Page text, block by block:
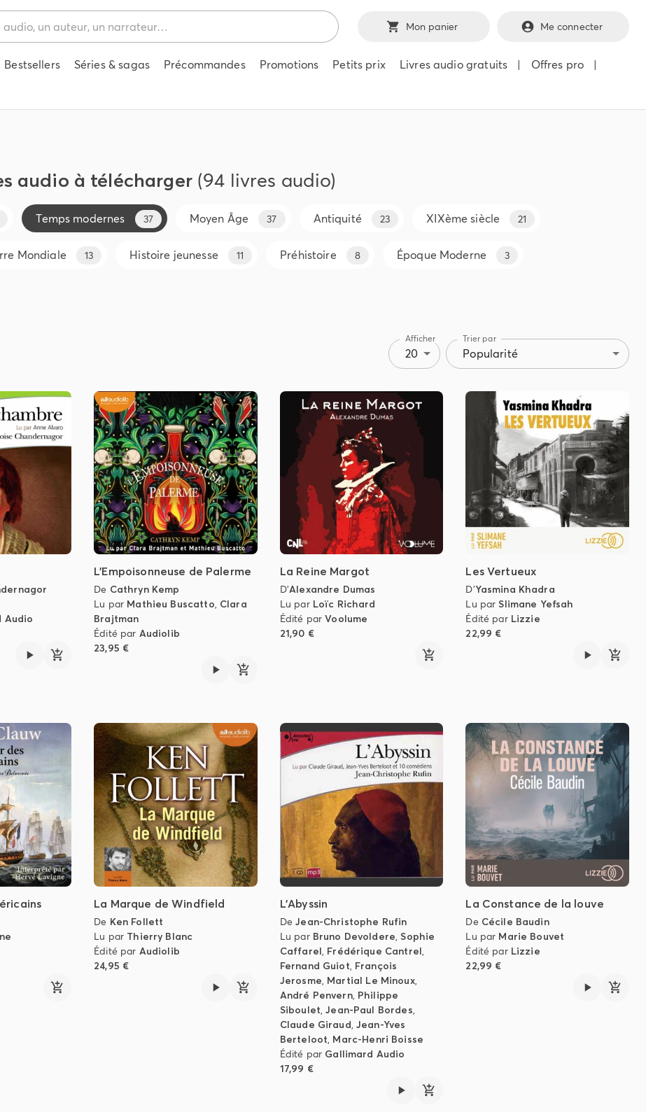
Mon panier Me connecter
Bestsellers Séries & sagas Précommandes Promotions Petits prix Livres audio gratuits | Offres pro
|
audio à télécharger (94 livres audio)
Temps modernes 37 Moyen Âge 37 Antiquité 23 XIXème siècle 21
Mondiale 13 Histoire jeunesse 11 Préhistoire 8 Époque Moderne 3
Afficher
20
Trier par
Popularité
Audio
L'Empoisonneuse de Palerme
De Cathryn Kemp
Lu par Mathieu Buscatto, Clara
Brajtman
Édité par Audiolib
23,95 €
La Reine Margot
D'Alexandre Dumas
Lu par Loïc Richard
Édité parVoolume
21,90 €
Les Vertueux
D'Yasmina Khadra
Lu par Slimane Yefsah
Édité par Lizzie
22,99 €
La Marque de Windfield
De Ken Follett
Lu par Thierry Blanc
Édité par Audiolib
24,95 €
L'Abyssin
DeJean-Christophe Rufin
Lu par Bruno Devoldere, Sophie
Caffarel, Frédérique Cantrel,
Fernand Guiot, François
Jerosme, Martial Le Minoux,
André Penvern, Philippe
Siboulet,Jean-Paul Bordes,
Claude Giraud,Jean-Yves
Berteloot, Marc-Henri Boisse
Édité par Gallimard Audio
17,99 €
La Constance de la louve
De Cécile Baudin
Lu par Marie Bouvet
Édité par Lizzie
22,99 €